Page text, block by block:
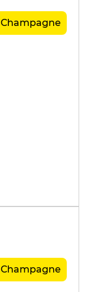
Champagne
Champagne